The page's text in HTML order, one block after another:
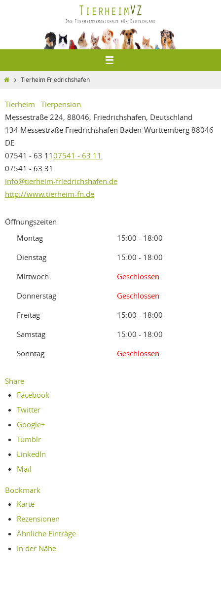
HomeTierheim Friedrichshafen
Tierheim
Tierpension
Messestraße 224, 88046, Friedrichshafen, Deutschland
134 Messestraße Friedrichshafen Baden-Württemberg 88046
DE
07541 - 63 1107541 - 63 11
07541 - 63 31
info@tierheim-friedrichshafen.de
http://www.tierheim-fn.de
Öffnungszeiten
Montag
15:00 - 18:00
Dienstag
15:00 - 18:00
Mittwoch
Geschlossen
Donnerstag
Geschlossen
Freitag
15:00 - 18:00
Samstag
15:00 - 18:00
Sonntag
Geschlossen
Share
Facebook
Twitter
Google+
Tumblr
LinkedIn
Mail
Bookmark
Karte
Rezensionen
Ähnliche Einträge
In der Nähe